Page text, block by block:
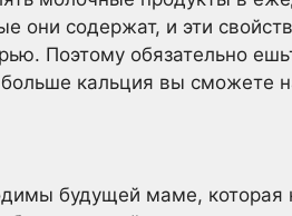
они содержат, и эти
Поэтому обязательно
кальция вы сможете
будущей маме, которая